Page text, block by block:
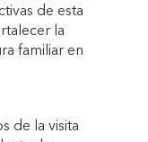
de esta
la
familiar en
de la visita